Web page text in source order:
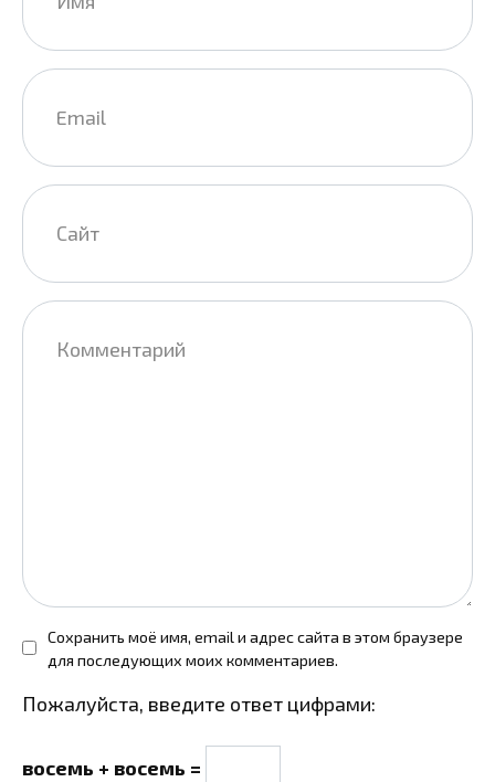
Email
Сайт
Комментарий
Сохранить моё имя, email и адрес сайта в этом браузере
для последующих моих комментариев.
Пожалуйста, введите ответ цифрами:
восемь + восемь =